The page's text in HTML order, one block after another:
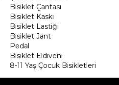
Bisiklet Çantası
Bisiklet Kaskı
Bisiklet Lastiği
Bisiklet Jant
Pedal
Bisiklet Eldiveni
8-11 Yaş Çocuk Bisikletleri